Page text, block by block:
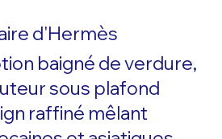
d'Hermès
baigné de verdure,
sous plafond
raffiné mêlant